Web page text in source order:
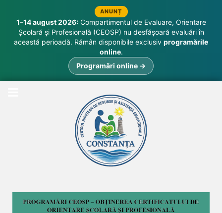
ANUNȚ
1–14 august 2026:Compartimentul de Evaluare, Orientare
Școlară și Profesională (CEOSP) nu desfășoară evaluări în
această perioadă. Rămân disponibile exclusiv programările
online.
Programări online →